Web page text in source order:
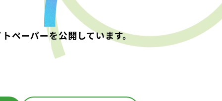
ペーパーを公開しています。